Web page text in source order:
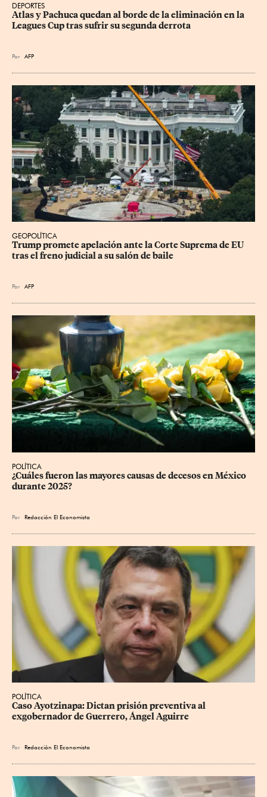
DEPORTES
Atlas y Pachuca quedan al borde de la eliminación en la
Leagues Cup tras sufrir su segunda derrota
Por AFP
GEOPOLÍTICA
Trump promete apelación ante la Corte Suprema de EU
tras el freno judicial a su salón de baile
Por AFP
POLÍTICA
¿Cuáles fueron las mayores causas de decesos en México
durante 2025?
Por Redacción El Economista
POLÍTICA
Caso Ayotzinapa: Dictan prisión preventiva al
exgobernador de Guerrero, Ángel Aguirre
Por Redacción El Economista